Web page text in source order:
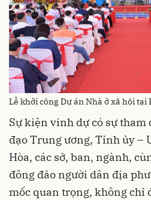
Lễ khởi công Dự án Nhà ở xã hội
Sự kiện vinh dự có sự
đạo Trung ương, Tỉnh ủy –
Hòa, các sở, ban, ngành,
đông đảo người dân địa
mốc quan trọng, không chỉ